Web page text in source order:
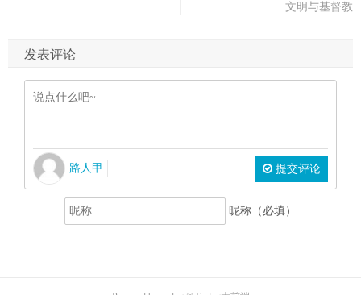
文明与基督教
发表评论
路人甲 提交评论
昵称（必填）